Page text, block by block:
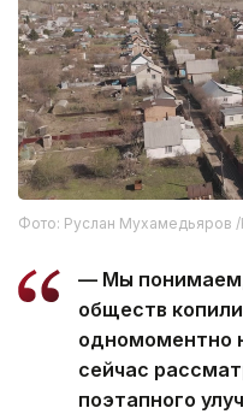
Фото: Руслан Мухамедьяров
— Мы
обществ
одномоментно
сейчас
поэтапного